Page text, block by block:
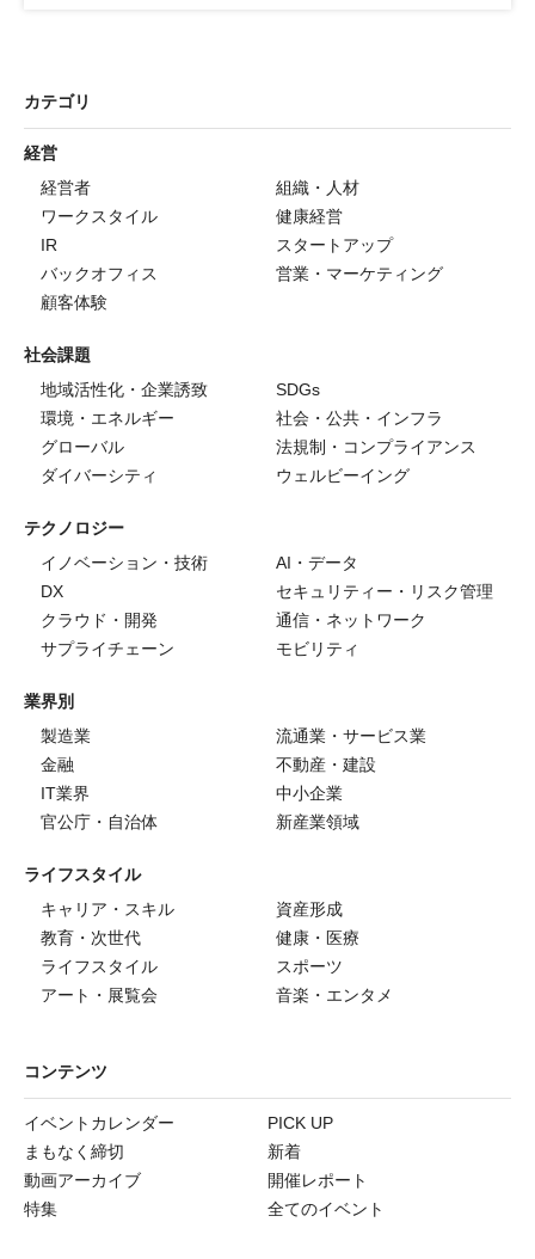
カテゴリ
経営
経営者
組織・人材
ワークスタイル
健康経営
IR
スタートアップ
バックオフィス
営業・マーケティング
顧客体験
社会課題
地域活性化・企業誘致
SDGs
環境・エネルギー
社会・公共・インフラ
グローバル
法規制・コンプライアンス
ダイバーシティ
ウェルビーイング
テクノロジー
イノベーション・技術
AI・データ
DX
セキュリティー・リスク管理
クラウド・開発
通信・ネットワーク
サプライチェーン
モビリティ
業界別
製造業
流通業・サービス業
金融
不動産・建設
IT業界
中小企業
官公庁・自治体
新産業領域
ライフスタイル
キャリア・スキル
資産形成
教育・次世代
健康・医療
ライフスタイル
スポーツ
アート・展覧会
音楽・エンタメ
コンテンツ
イベントカレンダー
PICK UP
まもなく締切
新着
動画アーカイブ
開催レポート
特集
全てのイベント